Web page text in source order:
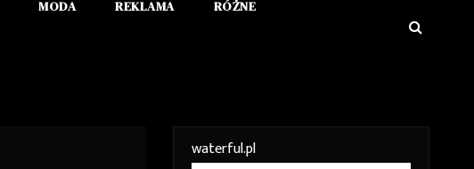
MODA REKLAMA RÓŻNE
waterful.pl